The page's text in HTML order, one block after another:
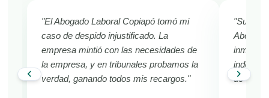
chevron_left
"El Abogado Laboral Copiapó tomó mi
caso de despido injustificado. La
empresa mintió con las necesidades de
la empresa, y en tribunales probamos la
verdad, ganando todos mis recargos."
"Sufría
de
chevron_right